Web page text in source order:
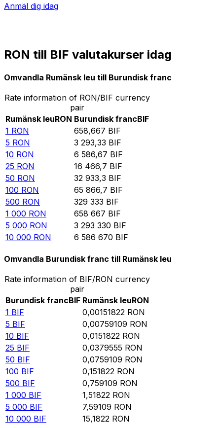
Anmäl dig idag
RON till BIF valutakurser idag
Omvandla Rumänsk leu till Burundisk franc
Rate information of RON/BIF currency
pair
Rumänsk leuRON Burundisk francBIF
1 RON 658,667 BIF
5 RON 3 293,33 BIF
10 RON 6 586,67 BIF
25 RON 16 466,7 BIF
50 RON 32 933,3 BIF
100 RON 65 866,7 BIF
500 RON 329 333 BIF
1 000 RON 658 667 BIF
5 000 RON 3 293 330 BIF
10 000 RON 6 586 670 BIF
Omvandla Burundisk franc till Rumänsk leu
Rate information of BIF/RON currency
pair
Burundisk francBIF Rumänsk leuRON
1 BIF 0,00151822 RON
5 BIF 0,00759109 RON
10 BIF 0,0151822 RON
25 BIF 0,0379555 RON
50 BIF 0,0759109 RON
100 BIF 0,151822 RON
500 BIF 0,759109 RON
1 000 BIF 1,51822 RON
5 000 BIF 7,59109 RON
10 000 BIF 15,1822 RON